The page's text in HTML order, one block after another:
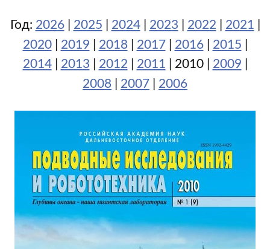
Год: 2026| 2025 2024| 2023 2022 2021
2020| 2019 2018| 2017| 2016| 2015
2014| 2013 2012 2011 | 2010 | 2009
2008
2007 2006